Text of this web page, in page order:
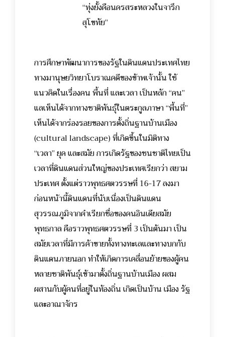
“ทุ่งยั้งคือนครสระหลวงในจารึก
สุโขทัย”
การศึกษาพัฒนาการของรัฐในดินแดนประเทศไทย
ทางมานุษยวิทยาโบราณคดีของข้าพเจ้านั้น ใช้
แนวคิดในเรื่องคน พื้นที่ และเวลา เป็นหลัก “คน”
แลเห็นได้จากทางชาติพันธุ์ในตระกูลภาษา “พื้นที่”
เห็นได้จากร่องรอยของการตั้งถิ่นฐานบ้านเมือง
(cultural landscape) ที่เกิดขึ้นในมิติทาง
“เวลา” ยุค และสมัย การเกิดรัฐของชนชาติไทยเป็น
เวลาที่ดินแดนส่วนใหญ่ของประเทศเรียกว่า สยาม
ประเทศ ตั้งแต่ราวพุทธศตวรรษที่ 16-17 ลงมา
ก่อนหน้านี้ดินแดนที่นับเนื่องเป็นดินแดน
สุวรรณภูมิจากคำเรียกชื่อของคนอินเดียสมัย
พุทธกาล คือราวพุทธศตวรรษที่ 3 เป็นต้นมา เป็น
สมัยเวลาที่มีการค้าขายทั้งทางทะเลและทางบกกับ
ดินแดนภายนอก ทำให้เกิดการเคลื่อนย้ายของผู้คน
หลายชาติพันธุ์เข้ามาตั้งถิ่นฐานบ้านเมือง ผสม
ผสานกับผู้คนที่อยู่ในท้องถิ่น เกิดเป็นบ้าน เมือง รัฐ
และอาณาจักร